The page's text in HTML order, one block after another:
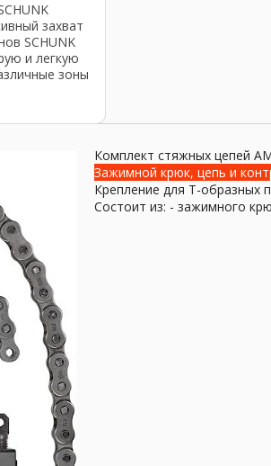
захват
SCHUNK
и легкую
зоны
с
...
Комплект стяжных цепей
Зажимной крюк, цепь и
Крепление для T-образных
Состоит из: - зажимного